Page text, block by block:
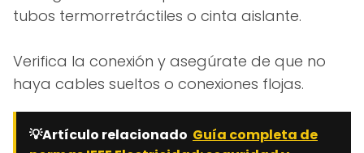
tubos termorretráctiles o cinta aislante.
Verifica la conexión y asegúrate de que no
haya cables sueltos o conexiones flojas.
💡Artículo relacionado Guía completa de